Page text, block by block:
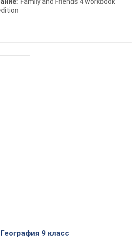
9 класс